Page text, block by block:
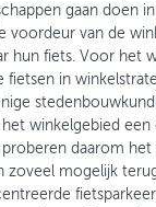
gaan doen
voordeur van de
hun fiets. Voor het
fietsen in
winkelgebied een
proberen daarom
zoveel mogelijk